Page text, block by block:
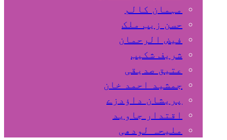
مہمان کالم
حسن زیب ملک
فیض الرحمان
شریف شکیب
عتیق صدیقی
جمشید احمد خان
پریشان داﺅدزے
اقتدار جاوید
ملیحہ لودھی